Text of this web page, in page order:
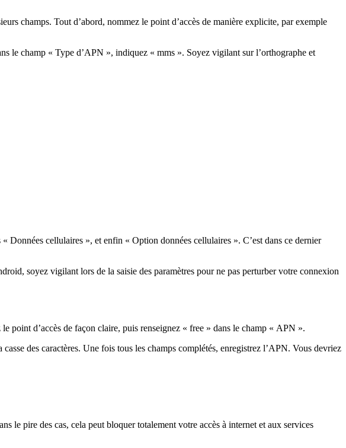
champs. Tout d’abord, nommez le point d’accès de manière explicite, par exemple
le champ « Type d’APN », indiquez « mms ». Soyez vigilant sur l’orthographe et
cellulaires », et enfin « Option données cellulaires ». C’est dans ce dernier
soyez vigilant lors de la saisie des paramètres pour ne pas perturber votre connexion
point d’accès de façon claire, puis renseignez « free » dans le champ « APN ».
des caractères. Une fois tous les champs complétés, enregistrez l’APN. Vous devriez
le pire des cas, cela peut bloquer totalement votre accès à internet et aux services